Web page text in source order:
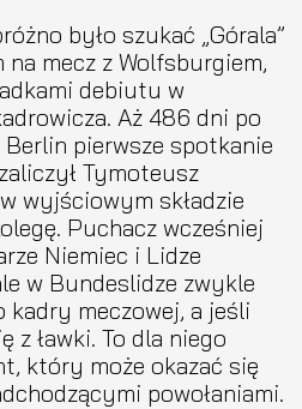
było szukać „Górala”
mecz z Wolfsburgiem,
debiutu w
Aż 486 dni po
pierwsze spotkanie
Tymoteusz
wyjściowym składzie
Puchacz wcześniej
Niemiec i Lidze
w Bundeslidze zwykle
kadry meczowej, a jeśli
z ławki. To dla niego
który może okazać się
powołaniami.